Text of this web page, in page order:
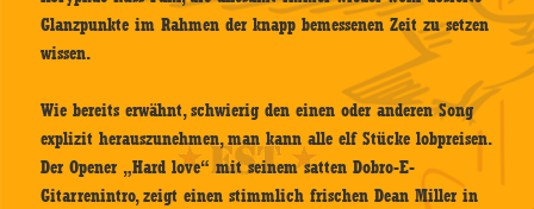
Glanzpunkte im Rahmen der knapp bemessenen Zeit zu setzen
wissen.
Wie bereits erwähnt, schwierig den einen oder anderen Song
explizit herauszunehmen, man kann alle elf Stücke lobpreisen.
Der Opener „Hard love“ mit seinem satten Dobro-E-
Gitarrenintro, zeigt einen stimmlich frischen Dean Miller in